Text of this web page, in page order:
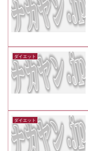
ダイエット
ダイエット